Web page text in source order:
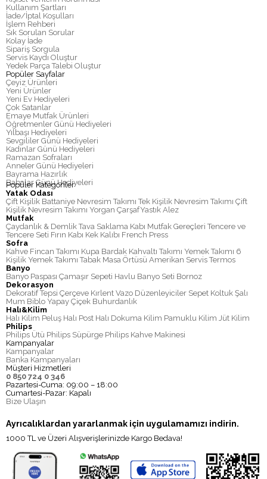
Kullanım Şartları
İade/İptal Koşulları
İşlem Rehberi
Sık Sorulan Sorular
Kolay İade
Sipariş Sorgula
Servis Kaydı Oluştur
Yedek Parça Talebi Oluştur
Popüler Sayfalar
Çeyiz Ürünleri
Yeni Ürünler
Yeni Ev Hediyeleri
Çok Satanlar
Emaye Mutfak Ürünleri
Öğretmenler Günü Hediyeleri
Yılbaşı Hediyeleri
Sevgililer Günü Hediyeleri
Kadınlar Günü Hediyeleri
Ramazan Sofraları
Anneler Günü Hediyeleri
Bayrama Hazırlık
Babalar Günü Hediyeleri
Popüler Kategoriler
Yatak Odası
Çift Kişilik Battaniye Nevresim Takımı Tek Kişilik Nevresim Takımı Çift
Kişilik Nevresim Takımı Yorgan ÇarşafYastık Alez
Mutfak
Çaydanlık & Demlik Tava Saklama Kabı Mutfak Gereçleri Tencere ve
Tencere Seti Fırın Kabı Kek Kalıbı French Press
Sofra
Kahve Fincan Takımı Kupa Bardak Kahvaltı Takımı Yemek Takımı 6
Kişilik Yemek Takımı Tabak Masa Örtüsü Amerikan Servis Termos
Banyo
Banyo Paspası Çamaşır Sepeti Havlu Banyo Seti Bornoz
Dekorasyon
Dekoratif Tepsi Çerçeve Kırlent Vazo Düzenleyiciler Sepet Koltuk Şalı
Mum Biblo Yapay Çiçek Buhurdanlık
Halı&Kilim
Halı Kilim Peluş Halı Post Halı Dokuma Kilim Pamuklu Kilim Jüt Kilim
Philips
Philips Ütü Philips Süpürge Philips Kahve Makinesi
Kampanyalar
Kampanyalar
Banka Kampanyaları
Müşteri Hizmetleri
0 850 724 0 346
Pazartesi-Cuma: 09:00 – 18:00
Cumartesi-Pazar: Kapalı
Bize Ulaşın
Ayrıcalıklardan yararlanmak için uygulamamızı indirin.
1000 TL ve Üzeri Alışverişlerinizde Kargo Bedava!